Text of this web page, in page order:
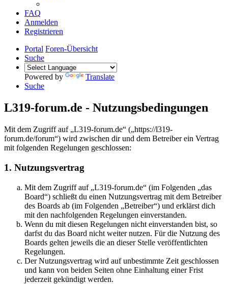
FAQ
Anmelden
Registrieren
Portal Foren-Übersicht
Suche
Powered by
Translate
Suche
L319-forum.de - Nutzungsbedingungen
Mit dem Zugriff auf „L319-forum.de“ („https://l319-
forum.de/forum“) wird zwischen dir und dem Betreiber ein Vertrag
mit folgenden Regelungen geschlossen:
1. Nutzungsvertrag
Mit dem Zugriff auf „L319-forum.de“ (im Folgenden „das
Board“) schließt du einen Nutzungsvertrag mit dem Betreiber
des Boards ab (im Folgenden „Betreiber“) und erklärst dich
mit den nachfolgenden Regelungen einverstanden.
Wenn du mit diesen Regelungen nicht einverstanden bist, so
darfst du das Board nicht weiter nutzen. Für die Nutzung des
Boards gelten jeweils die an dieser Stelle veröffentlichten
Regelungen.
Der Nutzungsvertrag wird auf unbestimmte Zeit geschlossen
und kann von beiden Seiten ohne Einhaltung einer Frist
jederzeit gekündigt werden.